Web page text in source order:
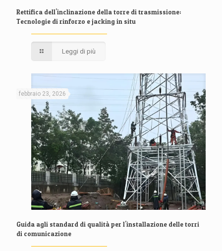
Rettifica dell'inclinazione della torre di trasmissione:
Tecnologie di rinforzo e jacking in situ
Leggi di più
febbraio 23, 2026
Guida agli standard di qualità per l'installazione delle torri
di comunicazione